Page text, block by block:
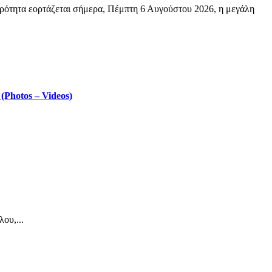
εορτάζεται σήμερα, Πέμπτη 6 Αυγούστου 2026, η μεγάλη
– Videos)